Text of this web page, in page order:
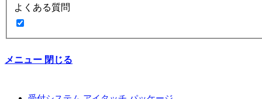
よくある質問
メニュー 閉じる